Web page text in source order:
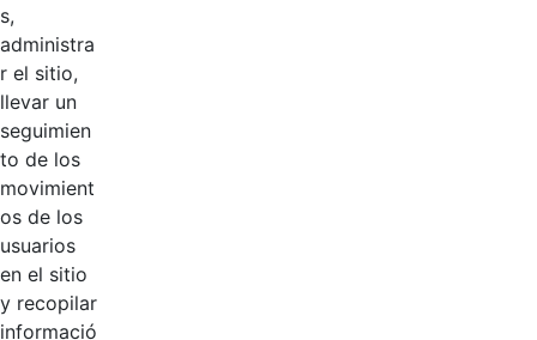
s,
administra
r el sitio,
llevar un
seguimien
to de los
movimient
os de los
usuarios
en el sitio
y recopilar
informació